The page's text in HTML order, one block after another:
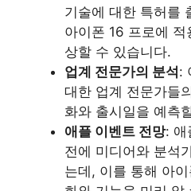
기술에 대한 특허를
아이폰 16 프로에
상할 수 있습니다.
업계 전문가의 분석:
대한 업계 전문가들
화와 출시일을 예측
애플 이벤트 전망: 애
전에 미디어와 분석
는데, 이를 통해 아